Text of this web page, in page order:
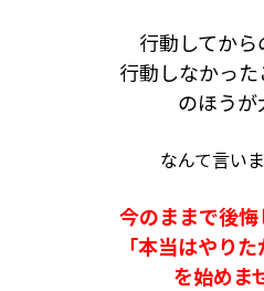
行動してから
行動しなかっ
のほうが
なんて言い
今のままで後悔
「本当はやりた
を始めま